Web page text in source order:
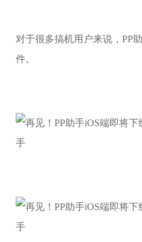
对于很多搞机用户来说，PP
件。